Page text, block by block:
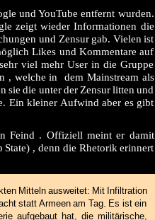
und YouTube entfernt wurden.
zeigt wieder Informationen die
und Zensur gab. Vielen ist
Likes und Kommentare auf
viel mehr User in die Gruppe
, welche in dem Mainstream als
sie die unter der Zensur litten und
Ein kleiner Aufwind aber es gibt
Feind . Offiziell meint er damit
, denn die Rhetorik erinnert
Mitteln ausweitet: Mit Infiltration
statt Armeen am Tag. Es ist ein
aufgebaut hat, die militärische,